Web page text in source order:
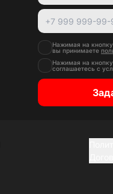
Нажимая на
вы принимаете
Нажимая на
соглашаетесь с